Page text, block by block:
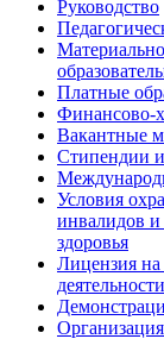
Руководство
Платные
Финансово-
Вакантные
Стипендии
Условия
инвалидов
здоровья
Лицензия на
деятельности